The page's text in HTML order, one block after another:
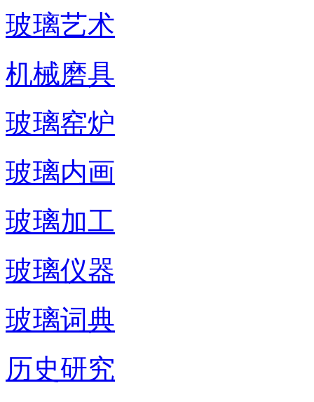
玻璃艺术
机械磨具
玻璃窑炉
玻璃内画
玻璃加工
玻璃仪器
玻璃词典
历史研究